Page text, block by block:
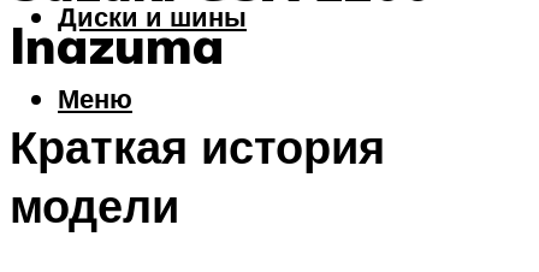
Диски и шины
Меню
Inazuma
Краткая история
модели